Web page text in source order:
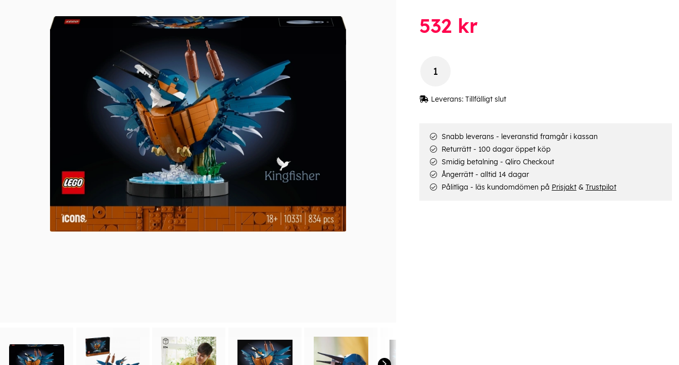
532kr
Leverans: Tillfälligt slut
Snabb leverans - leveranstid framgår i kassan
Returrätt - 100 dagar öppet köp
Smidig betalning - Qliro Checkout
Ångerrätt - alltid 14 dagar
Pålitliga - läs kundomdömen på Prisjakt& Trustpilot